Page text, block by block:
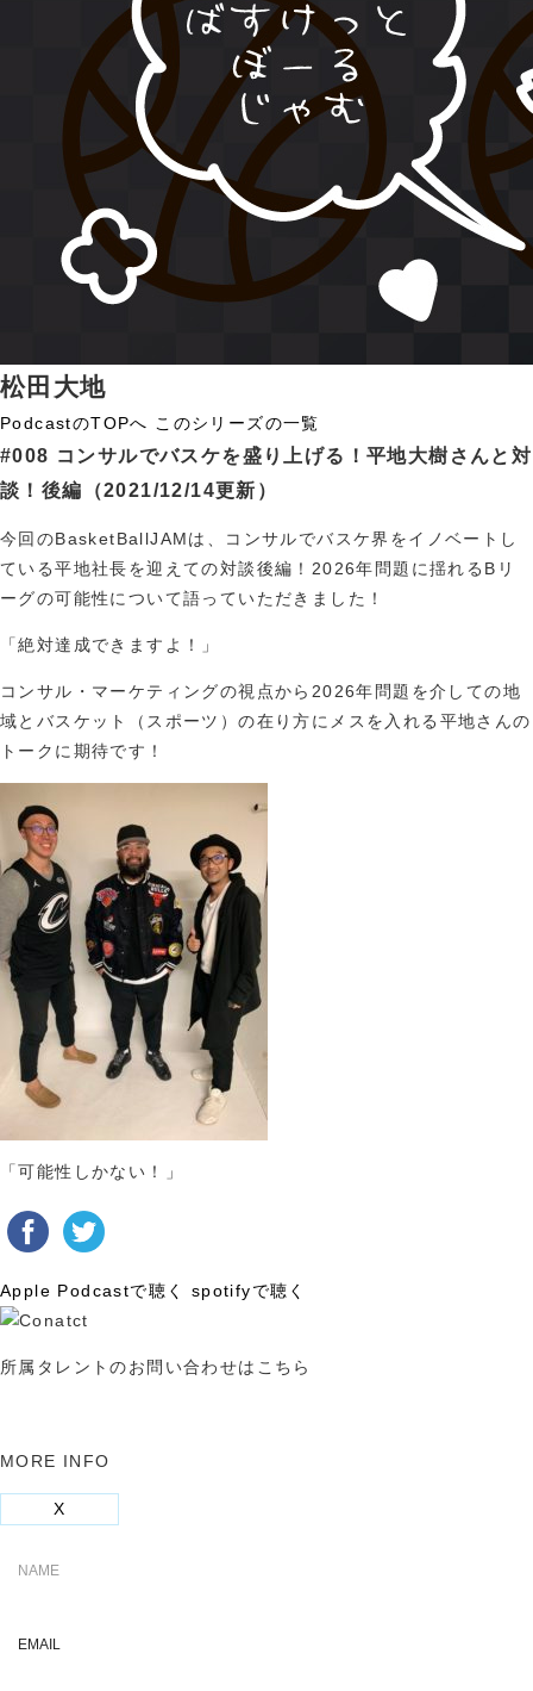
松田大地
PodcastのTOPへ このシリーズの一覧
#008 コンサルでバスケを盛り上げる！平地大樹さんと対
談！後編 （2021/12/14更新）
今回のBasketBallJAMは、コンサルでバスケ界をイノベートし
ている平地社長を迎えての対談後編！2026年問題に揺れるBリ
ーグの可能性について語っていただきました！
「絶対達成できますよ！」
コンサル・マーケティングの視点から2026年問題を介しての地
域とバスケット（スポーツ）の在り方にメスを入れる平地さんの
トークに期待です！
「可能性しかない！」
Apple Podcastで聴く spotifyで聴く
所属タレントのお問い合わせはこちら
MORE INFO
X